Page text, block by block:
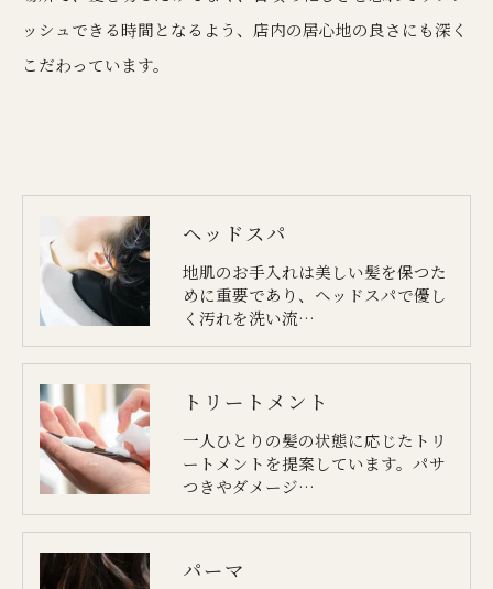
ッシュできる時間となるよう、店内の居心地の良さにも深く
こだわっています。
ヘッドスパ
地肌のお手入れは美しい髪を保つた
めに重要であり、ヘッドスパで優し
く汚れを洗い流…
トリートメント
一人ひとりの髪の状態に応じたトリ
ートメントを提案しています。パサ
つきやダメージ…
パーマ